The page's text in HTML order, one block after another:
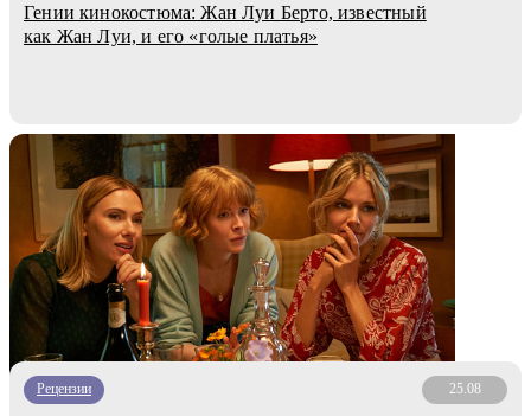
Гении кинокостюма: Жан Луи Берто, известный
как Жан Луи, и его «голые платья»
Рецензии 25.08